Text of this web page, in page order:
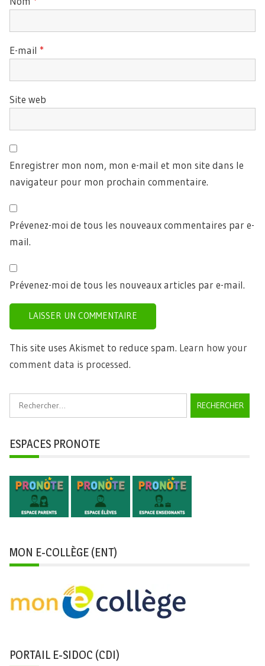
E-mail *
Site web
Enregistrer mon nom, mon e-mail et mon site dans le
navigateur pour mon prochain commentaire.
Prévenez-moi de tous les nouveaux commentaires par e-
mail.
Prévenez-moi de tous les nouveaux articles par e-mail.
This site uses Akismet to reduce spam. Learn how your
comment data is processed.
Rechercher :
ESPACES PRONOTE
MON E-COLLÈGE (ENT)
PORTAIL E-SIDOC (CDI)